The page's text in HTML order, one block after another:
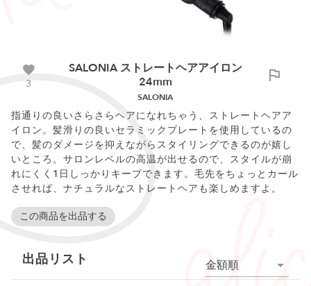
3
SALONIA ストレートヘアアイロン
24mm
SALONIA
指通りの良いさらさらヘアになれちゃう、ストレートヘアア
イロン。髪滑りの良いセラミックプレートを使用しているの
で、髪のダメージを抑えながらスタイリングできるのが嬉し
いところ。サロンレベルの高温が出せるので、スタイルが崩
れにくく1日しっかりキープできます。毛先をちょっとカール
させれば、ナチュラルなストレートヘアも楽しめますよ。
この商品を出品する
出品リスト 金額順